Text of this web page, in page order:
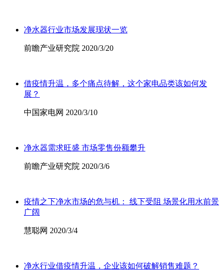
净水器行业市场发展现状一览
前瞻产业研究院 2020/3/20
借疫情升温，多个痛点待解，这个家电品类该如何发
展？
中国家电网 2020/3/10
净水器需求旺盛 市场零售份额攀升
前瞻产业研究院 2020/3/6
疫情之下净水市场的危与机： 线下受阻 场景化用水前景
广阔
慧聪网 2020/3/4
净水行业借疫情升温，企业该如何破解销售难题？